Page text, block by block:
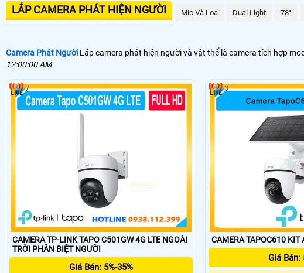
LẮP CAMERA PHÁT HIỆN NGƯỜI Mic Và Loa Dual Light 78°
Camera Phát Người Lắp camera phát hiện người và vật thể là camera tích hợp
12:00:00 AM
CAMERA TP-LINK TAPO C501GW 4G LTE NGOÀI
TRỜI PHÂN BIỆT NGƯỜI
Giá Bán: 5%-35%
7
Giá Bán:
3